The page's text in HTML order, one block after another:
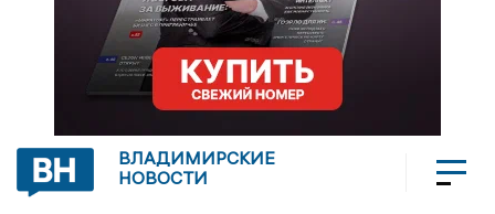
ВЛАДИМИРСКИЕ
НОВОСТИ